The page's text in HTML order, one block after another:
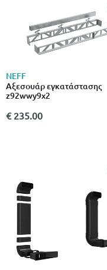
NEFF
Αξεσουάρ εγκατάστασης
z92wwy9x2
€ 235.00